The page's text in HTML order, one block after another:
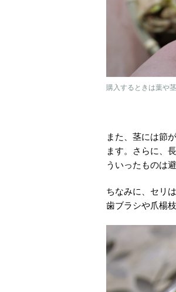
購入するときは葉や
また、茎には節
ます。さらに、
ういったものは
ちなみに、セリ
歯ブラシや爪楊